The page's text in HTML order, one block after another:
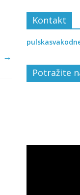
→
Kontakt
Potražite